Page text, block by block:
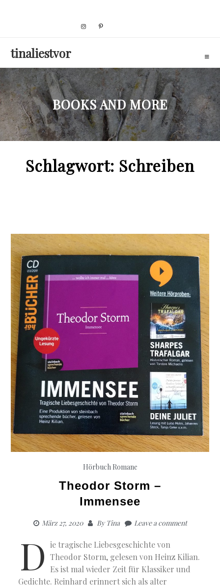
tinaliestvor
BOOKS AND MORE
Schlagwort: Schreiben
Hörbuch Romane
Theodor Storm –
Immensee
März 27, 2020 ByTina Leave a comment
D ie tragische Liebesgeschichte von
Theodor Storm, gelesen von Heinz Kilian.
Es ist mal wieder Zeit für Klassiker und
Gedichte. Reinhard erinnert sich als alter